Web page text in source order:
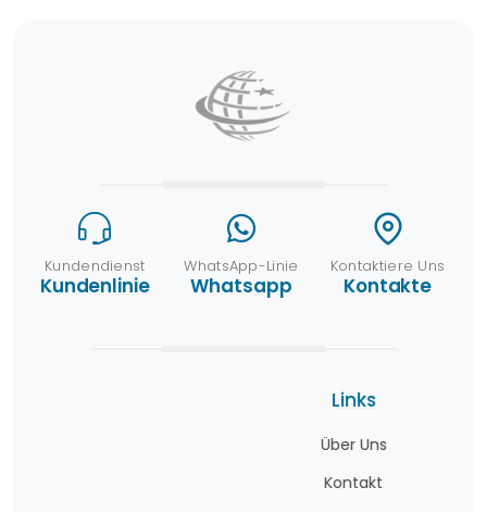
Kundendienst
Kundenlinie
WhatsApp-Linie
Whatsapp
Kontaktiere Uns
Kontakte